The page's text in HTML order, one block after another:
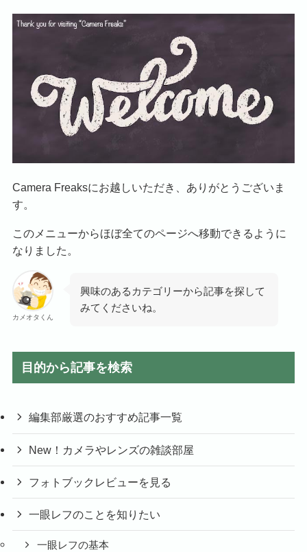
Camera Freaksにお越しいただき、ありがとうございま
す。
このメニューからほぼ全てのページへ移動できるように
なりました。
カメオタくん
興味のあるカテゴリーから記事を探して
みてくださいね。
目的から記事を検索
編集部厳選のおすすめ記事一覧
New！カメラやレンズの雑談部屋
フォトブックレビューを見る
一眼レフのことを知りたい
一眼レフの基本